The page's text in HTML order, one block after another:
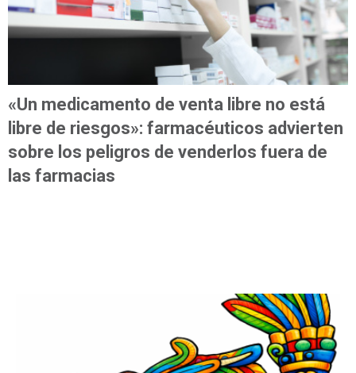
«Un medicamento de venta libre no está
libre de riesgos»: farmacéuticos advierten
sobre los peligros de venderlos fuera de
las farmacias